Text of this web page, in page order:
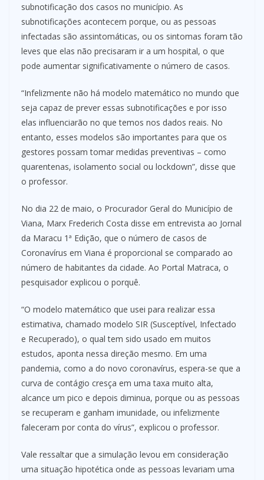
subnotificação dos casos no município. As
subnotificações acontecem porque, ou as pessoas
infectadas são assintomáticas, ou os sintomas foram tão
leves que elas não precisaram ir a um hospital, o que
pode aumentar significativamente o número de casos.
“Infelizmente não há modelo matemático no mundo que
seja capaz de prever essas subnotificações e por isso
elas influenciarão no que temos nos dados reais. No
entanto, esses modelos são importantes para que os
gestores possam tomar medidas preventivas – como
quarentenas, isolamento social ou lockdown”, disse que
o professor.
No dia 22 de maio, o Procurador Geral do Município de
Viana, Marx Frederich Costa disse em entrevista ao Jornal
da Maracu 1ª Edição, que o número de casos de
Coronavírus em Viana é proporcional se comparado ao
número de habitantes da cidade. Ao Portal Matraca, o
pesquisador explicou o porquê.
“O modelo matemático que usei para realizar essa
estimativa, chamado modelo SIR (Susceptível, Infectado
e Recuperado), o qual tem sido usado em muitos
estudos, aponta nessa direção mesmo. Em uma
pandemia, como a do novo coronavírus, espera-se que a
curva de contágio cresça em uma taxa muito alta,
alcance um pico e depois diminua, porque ou as pessoas
se recuperam e ganham imunidade, ou infelizmente
faleceram por conta do vírus”, explicou o professor.
Vale ressaltar que a simulação levou em consideração
uma situação hipotética onde as pessoas levariam uma